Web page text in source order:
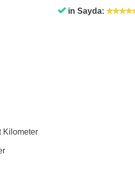
in Sayda:
Kilometer